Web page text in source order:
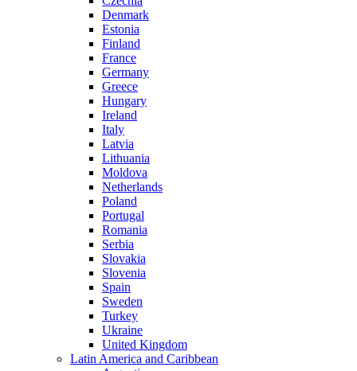
Denmark
Estonia
Finland
France
Germany
Greece
Hungary
Ireland
Italy
Latvia
Lithuania
Moldova
Netherlands
Poland
Portugal
Romania
Serbia
Slovakia
Slovenia
Spain
Sweden
Turkey
Ukraine
United Kingdom
Latin America and Caribbean